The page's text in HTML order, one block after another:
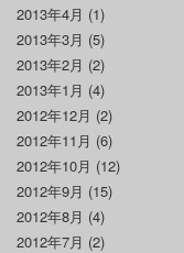
2013年4月 (1)
2013年3月 (5)
2013年2月 (2)
2013年1月 (4)
2012年12月 (2)
2012年11月 (6)
2012年10月 (12)
2012年9月 (15)
2012年8月 (4)
2012年7月 (2)